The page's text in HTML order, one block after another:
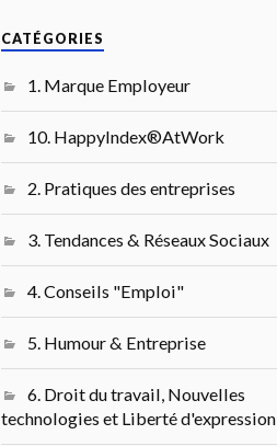
CATÉGORIES
1. Marque Employeur
10. HappyIndex®AtWork
2. Pratiques des entreprises
3. Tendances & Réseaux Sociaux
4. Conseils "Emploi"
5. Humour & Entreprise
6. Droit du travail, Nouvelles
technologies et Liberté d'expression